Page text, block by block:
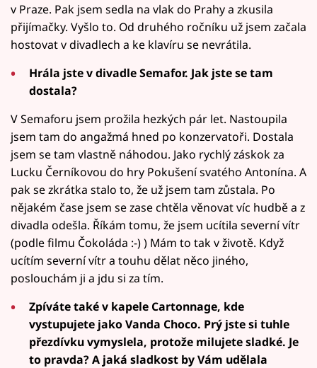
v Praze. Pak jsem sedla na vlak do Prahy a zkusila
přijímačky. Vyšlo to. Od druhého ročníku už jsem začala
hostovat v divadlech a ke klavíru se nevrátila.
Hrála jste v divadle Semafor. Jak jste se tam
dostala?
V Semaforu jsem prožila hezkých pár let. Nastoupila
jsem tam do angažmá hned po konzervatoři. Dostala
jsem se tam vlastně náhodou. Jako rychlý záskok za
Lucku Černíkovou do hry Pokušení svatého Antonína. A
pak se zkrátka stalo to, že už jsem tam zůstala. Po
nějakém čase jsem se zase chtěla věnovat víc hudbě a z
divadla odešla. Říkám tomu, že jsem ucítila severní vítr
(podle filmu Čokoláda :-) ) Mám to tak v životě. Když
ucítím severní vítr a touhu dělat něco jiného,
poslouchám ji a jdu si za tím.
Zpíváte také v kapele Cartonnage, kde
vystupujete jako Vanda Choco. Prý jste si tuhle
přezdívku vymyslela, protože milujete sladké. Je
to pravda? A jaká sladkost by Vám udělala